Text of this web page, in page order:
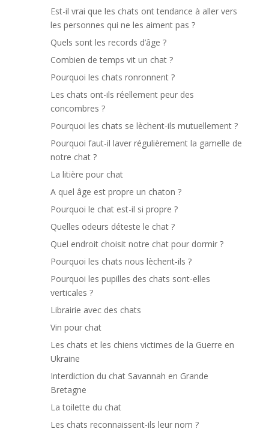
Est-il vrai que les chats ont tendance à aller vers
les personnes qui ne les aiment pas ?
Quels sont les records d’âge ?
Combien de temps vit un chat ?
Pourquoi les chats ronronnent ?
Les chats ont-ils réellement peur des
concombres ?
Pourquoi les chats se lèchent-ils mutuellement ?
Pourquoi faut-il laver régulièrement la gamelle de
notre chat ?
La litière pour chat
A quel âge est propre un chaton ?
Pourquoi le chat est-il si propre ?
Quelles odeurs déteste le chat ?
Quel endroit choisit notre chat pour dormir ?
Pourquoi les chats nous lèchent-ils ?
Pourquoi les pupilles des chats sont-elles
verticales ?
Librairie avec des chats
Vin pour chat
Les chats et les chiens victimes de la Guerre en
Ukraine
Interdiction du chat Savannah en Grande
Bretagne
La toilette du chat
Les chats reconnaissent-ils leur nom ?